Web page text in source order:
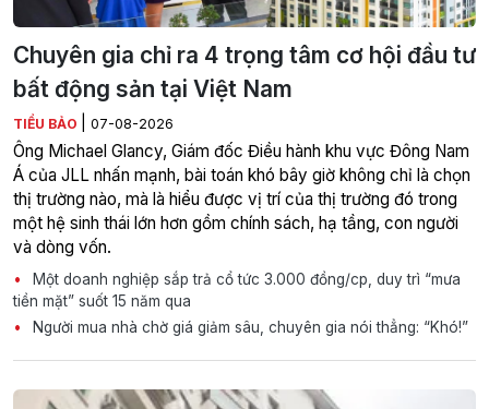
Chuyên gia chỉ ra 4 trọng tâm cơ hội đầu tư
bất động sản tại Việt Nam
TIỂU BẢO 07-08-2026
Ông Michael Glancy, Giám đốc Điều hành khu vực Đông Nam
Á của JLL nhấn mạnh, bài toán khó bây giờ không chỉ là chọn
thị trường nào, mà là hiểu được vị trí của thị trường đó trong
một hệ sinh thái lớn hơn gồm chính sách, hạ tầng, con người
và dòng vốn.
Một doanh nghiệp sắp trả cổ tức 3.000 đồng/cp, duy trì “mưa
tiền mặt” suốt 15 năm qua
Người mua nhà chờ giá giảm sâu, chuyên gia nói thẳng: “Khó!”